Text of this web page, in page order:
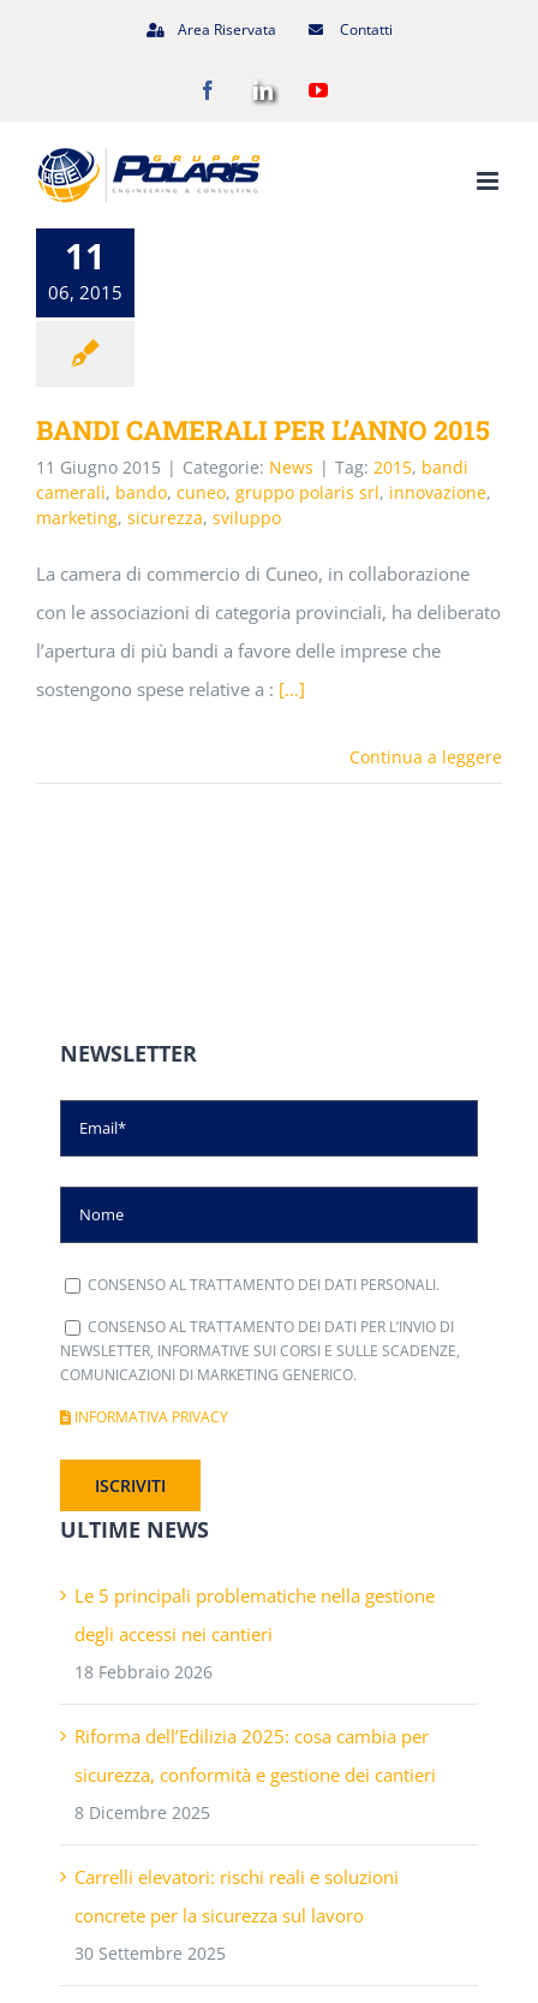
Area Riservata Contatti
FacebookLinkedInYouTube
11
06, 2015
BANDI CAMERALI PER L’ANNO 2015
11 Giugno 2015 | Categorie: News | Tag: 2015, bandi
camerali, bando, cuneo, gruppo polaris srl, innovazione,
marketing, sicurezza, sviluppo
La camera di commercio di Cuneo, in collaborazione
con le associazioni di categoria provinciali, ha deliberato
l’apertura di più bandi a favore delle imprese che
sostengono spese relative a : […]
Continua a leggere
NEWSLETTER
CONSENSO AL TRATTAMENTO DEI DATI PERSONALI.
CONSENSO AL TRATTAMENTO DEI DATI PER L’INVIO DI
NEWSLETTER, INFORMATIVE SUI CORSI E SULLE SCADENZE,
COMUNICAZIONI DI MARKETING GENERICO.
INFORMATIVA PRIVACY
ULTIME NEWS
Le 5 principali problematiche nella gestione
degli accessi nei cantieri
18 Febbraio 2026
Riforma dell’Edilizia 2025: cosa cambia per
sicurezza, conformità e gestione dei cantieri
8 Dicembre 2025
Carrelli elevatori: rischi reali e soluzioni
concrete per la sicurezza sul lavoro
30 Settembre 2025